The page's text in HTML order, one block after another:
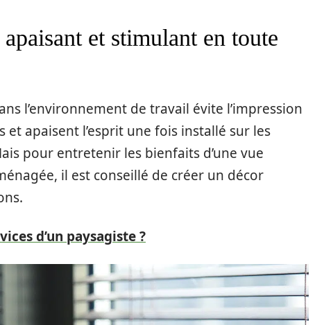
et stimulant en toute
l’environnement de travail évite l’impression
et apaisent l’esprit une fois installé sur les
pour entretenir les bienfaits d’une vue
il est conseillé de créer un décor
d’un paysagiste ?